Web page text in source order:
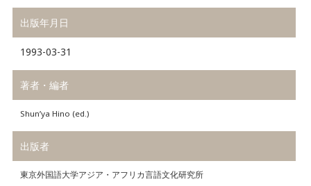
出版年月日
1993-03-31
著者・編者
Shun’ya Hino (ed.)
出版者
東京外国語大学アジア・アフリカ言語文化研究所